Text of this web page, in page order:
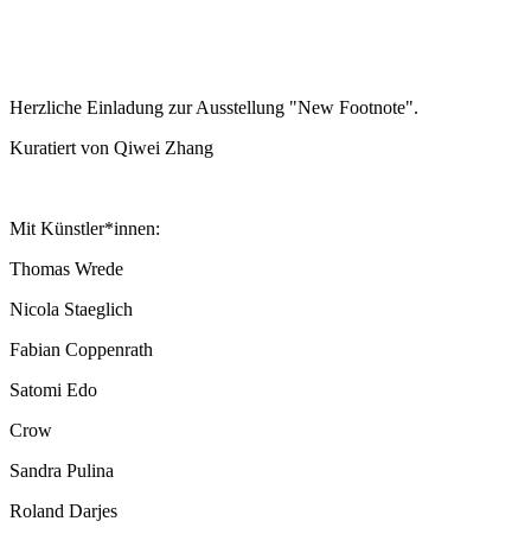
Herzliche Einladung zur Ausstellung "New Footnote".
Kuratiert von Qiwei Zhang
Mit Künstler*innen:
Thomas Wrede
Nicola Staeglich
Fabian Coppenrath
Satomi Edo
Crow
Sandra Pulina
Roland Darjes